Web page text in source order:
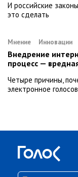
И российские
это сделать
Мнение Инновации
Внедрение
процесс —
Четыре причины,
электронное